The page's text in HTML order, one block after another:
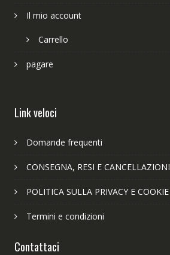
Il mio account
Carrello
pagare
Link veloci
Domande frequenti
CONSEGNA, RESI E CANCELLAZIONI
POLITICA SULLA PRIVACY E COOKIE
Termini e condizioni
Contattaci